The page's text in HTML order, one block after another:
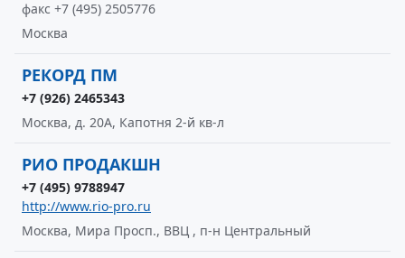
факс +7 (495) 2505776
Москва
РЕКОРД ПМ
+7 (926) 2465343
Москва, д. 20А, Капотня 2-й кв-л
РИО ПРОДАКШН
+7 (495) 9788947
http://www.rio-pro.ru
Москва, Мира Просп., ВВЦ , п-н Центральный